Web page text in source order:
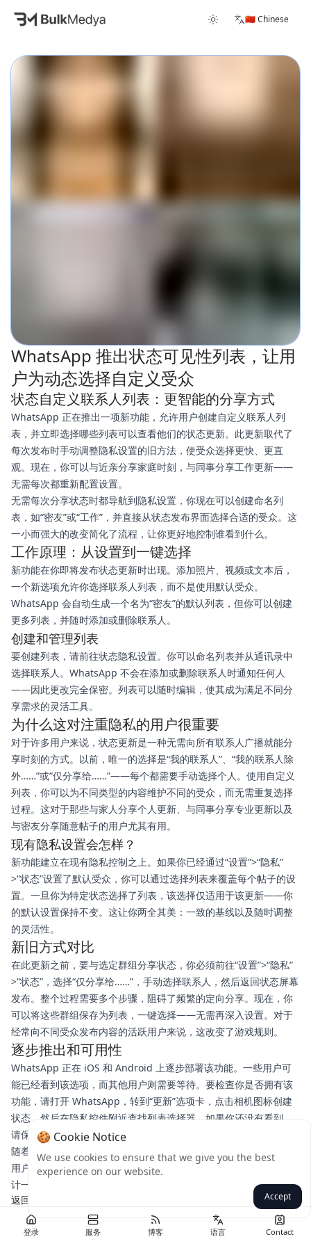
🇨🇳 Chinese
登录 服务 博客 语言 Contact
WhatsApp 推出状态可见性列表，让用
户为动态选择自定义受众
状态自定义联系人列表：更智能的分享方式
WhatsApp 正在推出一项新功能，允许用户创建自定义联系人列
表，并立即选择哪些列表可以查看他们的状态更新。此更新取代了
每次发布时手动调整隐私设置的旧方法，使受众选择更快、更直
观。现在，你可以与近亲分享家庭时刻，与同事分享工作更新——
无需每次都重新配置设置。
无需每次分享状态时都导航到隐私设置，你现在可以创建命名列
表，如“密友”或“工作”，并直接从状态发布界面选择合适的受众。这
一小而强大的改变简化了流程，让你更好地控制谁看到什么。
工作原理：从设置到一键选择
新功能在你即将发布状态更新时出现。添加照片、视频或文本后，
一个新选项允许你选择联系人列表，而不是使用默认受众。
WhatsApp 会自动生成一个名为“密友”的默认列表，但你可以创建
更多列表，并随时添加或删除联系人。
创建和管理列表
要创建列表，请前往状态隐私设置。你可以命名列表并从通讯录中
选择联系人。WhatsApp 不会在添加或删除联系人时通知任何人
——因此更改完全保密。列表可以随时编辑，使其成为满足不同分
享需求的灵活工具。
为什么这对注重隐私的用户很重要
对于许多用户来说，状态更新是一种无需向所有联系人广播就能分
享时刻的方式。以前，唯一的选择是“我的联系人”、“我的联系人除
外……”或“仅分享给……”——每个都需要手动选择个人。使用自定义
列表，你可以为不同类型的内容维护不同的受众，而无需重复选择
过程。这对于那些与家人分享个人更新、与同事分享专业更新以及
与密友分享随意帖子的用户尤其有用。
现有隐私设置会怎样？
新功能建立在现有隐私控制之上。如果你已经通过“设置”>“隐私”
>“状态”设置了默认受众，你可以通过选择列表来覆盖每个帖子的设
置。一旦你为特定状态选择了列表，该选择仅适用于该更新——你
的默认设置保持不变。这让你两全其美：一致的基线以及随时调整
的灵活性。
新旧方式对比
在此更新之前，要与选定群组分享状态，你必须前往“设置”>“隐私”
>“状态”，选择“仅分享给……”，手动选择联系人，然后返回状态屏幕
发布。整个过程需要多个步骤，阻碍了频繁的定向分享。现在，你
可以将这些群组保存为列表，一键选择——无需再深入设置。对于
经常向不同受众发布内容的活跃用户来说，这改变了游戏规则。
逐步推出和可用性
WhatsApp 正在 iOS 和 Android 上逐步部署该功能。一些用户可
能已经看到该选项，而其他用户则需要等待。要检查你是否拥有该
功能，请打开 WhatsApp，转到“更新”选项卡，点击相机图标创建
状态，然后在隐私控件附近查找列表选择器。如果你还没有看到，
请保持应用更新——预计未来几周内将继续推出。
随着 Meta 继续完善其隐私工具，状态可见性列表等功能显示出向
用户提供更精细内容控制的明显转变。这不仅仅是便利——而是设
计一个尊重我们与生活中不同人联系方式的平台。
返回
🍪 Cookie Notice
We use cookies to ensure that we give you the best
experience on our website.
Accept